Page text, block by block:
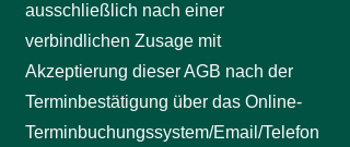
ausschließlich nach einer
verbindlichen Zusage mit
Akzeptierung dieser AGB nach der
Terminbestätigung über das Online-
Terminbuchungssystem/Email/Telefon